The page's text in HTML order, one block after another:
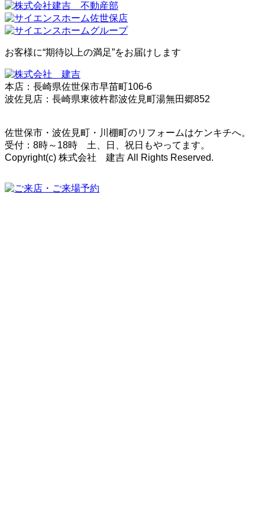
お客様に“期待以上の満足”をお届けします
本店：長崎県佐世保市早苗町106-6
波佐見店：長崎県東彼杵郡波佐見町湯無田郷852
佐世保市・波佐見町・川棚町のリフォームはケンキチへ。
受付：8時～18時 土、日、祝日もやってます。
Copyright(c) 株式会社 建吉 All Rights Reserved.